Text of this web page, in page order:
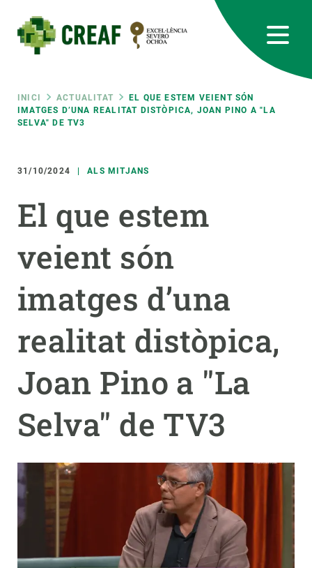
contingut
Fil
INICI ACTUALITAT
EL QUE ESTEM VEIENT SÓN
IMATGES D’UNA REALITAT DISTÒPICA, JOAN PINO A "LA
SELVA" DE TV3
31/10/2024 ALS MITJANS
El que estem
veient són
imatges d’una
realitat distòpica,
Joan Pino a "La
Selva" de TV3
RRSS
responsive
Responsive
menu
SOBRE NOSALTRES
UNEIX-TE A NOSALTRES
PARTICIPA
NOTÍCIES I AGENDA